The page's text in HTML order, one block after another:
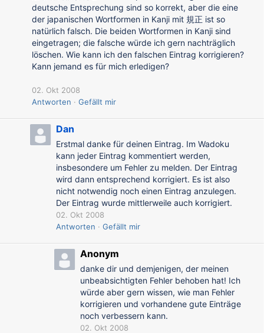
deutsche Entsprechung sind so korrekt, aber die eine
der japanischen Wortformen in Kanji mit 規正 ist so
natürlich falsch. Die beiden Wortformen in Kanji sind
eingetragen; die falsche würde ich gern nachträglich
löschen. Wie kann ich den falschen Eintrag korrigieren?
Kann jemand es für mich erledigen?
02. Okt 2008
Antworten
Gefällt mir
Dan
Erstmal danke für deinen Eintrag. Im Wadoku
kann jeder Eintrag kommentiert werden,
insbesondere um Fehler zu melden. Der Eintrag
wird dann entsprechend korrigiert. Es ist also
nicht notwendig noch einen Eintrag anzulegen.
Der Eintrag wurde mittlerweile auch korrigiert.
02. Okt 2008
Antworten
Gefällt mir
Anonym
danke dir und demjenigen, der meinen
unbeabsichtigten Fehler behoben hat! Ich
würde aber gern wissen, wie man Fehler
korrigieren und vorhandene gute Einträge
noch verbessern kann.
02. Okt 2008